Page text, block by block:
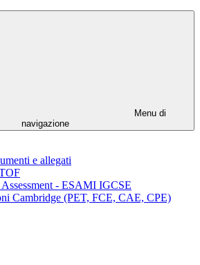
Menu di
navigazione
e allegati
- ESAMI IGCSE
Cambridge (PET, FCE, CAE, CPE)